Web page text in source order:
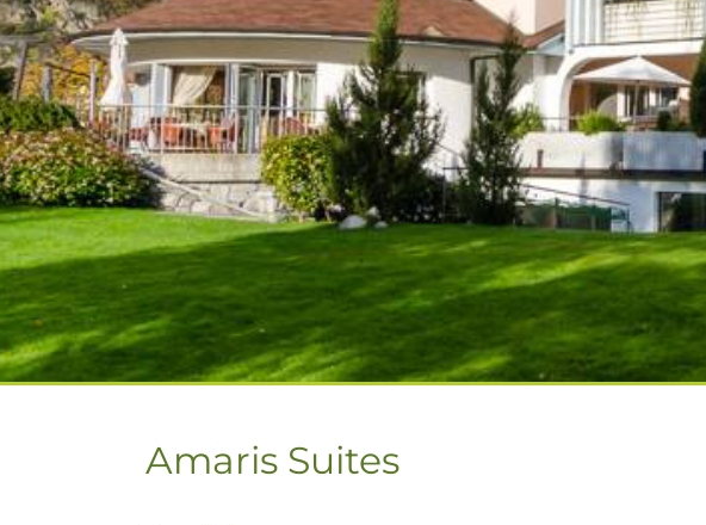
Amaris Suites